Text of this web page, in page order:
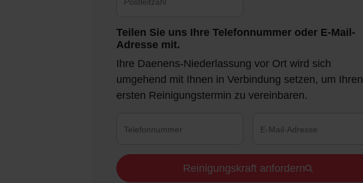
Teilen Sie uns Ihre Telefonnummer oder E-Mail-
Adresse mit.
Ihre Daenens-Niederlassung vor Ort wird sich
umgehend mit Ihnen in Verbindung setzen, um Ihren
ersten Reinigungstermin zu vereinbaren.
Reinigungskraft anfordern